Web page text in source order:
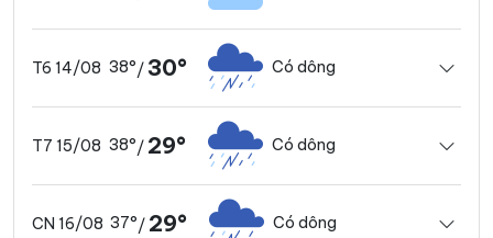
T6 14/08 38°/30° Có dông
T7 15/08 38°/ 29° Có dông
CN 16/08 37°/ 29° Có dông